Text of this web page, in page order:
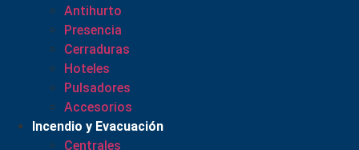
Antihurto
Presencia
Cerraduras
Hoteles
Pulsadores
Accesorios
Incendio y Evacuación
Centrales